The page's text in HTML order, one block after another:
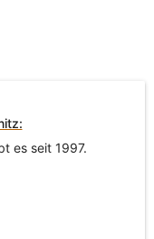
es seit 1997.